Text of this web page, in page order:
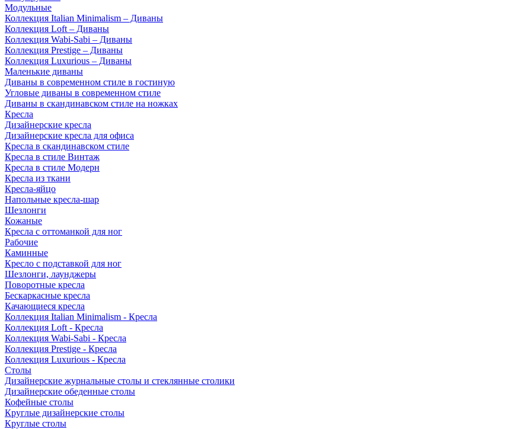
Модульные
Коллекция Italian Minimalism – Диваны
Коллекция Loft – Диваны
Коллекция Wabi-Sabi – Диваны
Коллекция Prestige – Диваны
Коллекция Luxurious – Диваны
Маленькие диваны
Диваны в современном стиле в гостиную
Угловые диваны в современном стиле
Диваны в скандинавском стиле на ножках
Кресла
Дизайнерские кресла
Дизайнерские кресла для офиса
Кресла в скандинавском стиле
Кресла в стиле Винтаж
Кресла в стиле Модерн
Кресла из ткани
Кресла-яйцо
Напольные кресла-шар
Шезлонги
Кожаные
Кресла с оттоманкой для ног
Рабочие
Каминные
Кресло с подставкой для ног
Шезлонги, лаунджеры
Поворотные кресла
Бескаркасные кресла
Качающиеся кресла
Коллекция Italian Minimalism - Кресла
Коллекция Loft - Кресла
Коллекция Wabi-Sabi - Кресла
Коллекция Prestige - Кресла
Коллекция Luxurious - Кресла
Столы
Дизайнерские журнальные столы и стеклянные столики
Дизайнерские обеденные столы
Кофейные столы
Круглые дизайнерские столы
Круглые столы